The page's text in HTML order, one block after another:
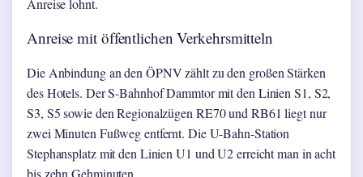
Anreise lohnt.
Anreise mit öffentlichen Verkehrsmitteln
Die Anbindung an den ÖPNV zählt zu den großen Stärken
des Hotels. Der S-Bahnhof Dammtor mit den Linien S1, S2,
S3, S5 sowie den Regionalzügen RE70 und RB61 liegt nur
zwei Minuten Fußweg entfernt. Die U-Bahn-Station
Stephansplatz mit den Linien U1 und U2 erreicht man in acht
bis zehn Gehminuten.